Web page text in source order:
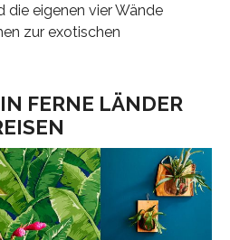
die eigenen vier Wände
zur exotischen
FERNE LÄNDER